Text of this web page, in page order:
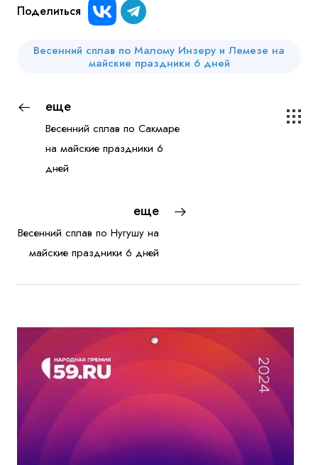
Поделиться
Весенний сплав по Малому Инзеру и Лемезе на
майские праздники 6 дней
еще
Весенний сплав по Сакмаре
на майские праздники 6
дней
еще
Весенний сплав по Нугушу на
майские праздники 6 дней